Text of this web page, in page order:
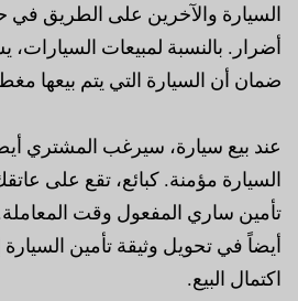
السيارة والآخرين على الطريق في
أضرار. بالنسبة لمبيعات السيارات،
ضمان أن السيارة التي يتم بيعها
عند بيع سيارة، سيرغب المشتري
السيارة مؤمنة. كبائع، تقع على
تأمين ساري المفعول وقت
أيضاً في تحويل وثيقة تأمين
اكتمال البيع.